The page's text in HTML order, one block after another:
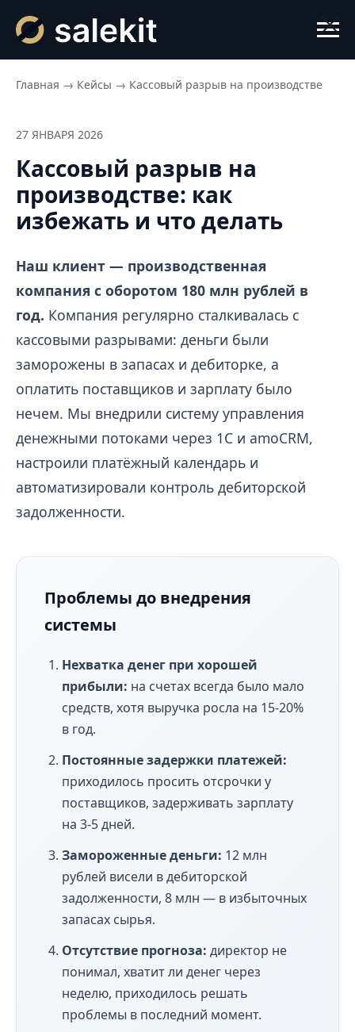
Главная → Кейсы → Кассовый разрыв на производстве
27 ЯНВАРЯ 2026
Кассовый разрыв на
производстве: как
избежать и что делать
Наш клиент — производственная
компания с оборотом 180 млн рублей в
год. Компания регулярно сталкивалась с
кассовыми разрывами: деньги были
заморожены в запасах и дебиторке, а
оплатить поставщиков и зарплату было
нечем. Мы внедрили систему управления
денежными потоками через 1С и amoCRM,
настроили платёжный календарь и
автоматизировали контроль дебиторской
задолженности.
Проблемы до внедрения
системы
Нехватка денег при хорошей
прибыли: на счетах всегда было мало
средств, хотя выручка росла на 15-20%
в год.
Постоянные задержки платежей:
приходилось просить отсрочки у
поставщиков, задерживать зарплату
на 3-5 дней.
Замороженные деньги: 12 млн
рублей висели в дебиторской
задолженности, 8 млн — в избыточных
запасах сырья.
Отсутствие прогноза: директор не
понимал, хватит ли денег через
неделю, приходилось решать
проблемы в последний момент.